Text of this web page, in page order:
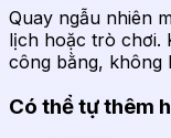
Quay ngẫu nhiên
lịch hoặc trò chơi.
công bằng, không
Có thể tự thêm